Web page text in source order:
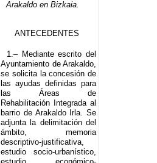
Arakaldo en Bizkaia.
ANTECEDENTES
1.– Mediante escrito del
Ayuntamiento de Arakaldo,
se solicita la concesión de
las ayudas definidas para
las Áreas de
Rehabilitación Integrada al
barrio de Arakaldo Irla. Se
adjunta la delimitación del
ámbito, memoria
descriptivo-justificativa,
estudio socio-urbanístico,